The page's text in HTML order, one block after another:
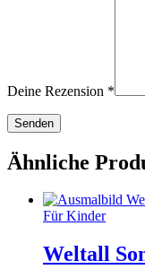
Deine Rezension *
Ähnliche
Für Kinder
Weltall